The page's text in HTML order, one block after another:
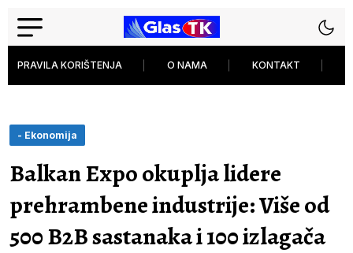
PRAVILA KORIŠTENJA O NAMA KONTAKT
- Ekonomija
Balkan Expo okuplja lidere
prehrambene industrije: Više od
500 B2B sastanaka i 100 izlagača